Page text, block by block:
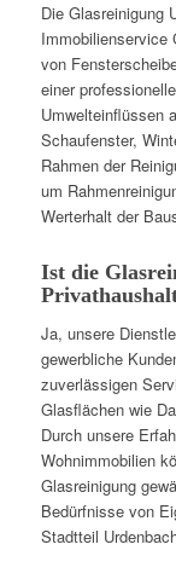
Die Glasreinigung
Immobilienservice
von
einer
Umwelteinflüssen
Schaufenster,
Rahmen der
um
Werterhalt der
Ist die
Ja, unsere
gewerbliche
zuverlässigen
Glasflächen wie
Durch unsere
Wohnimmobilien
Glasreinigung
Bedürfnisse von
Stadtteil